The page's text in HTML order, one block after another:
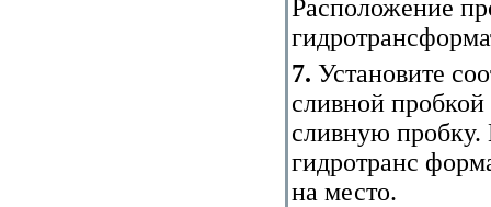
Расположение
7. Установите
сливной
сливную пробку.
гидротранс
на место.